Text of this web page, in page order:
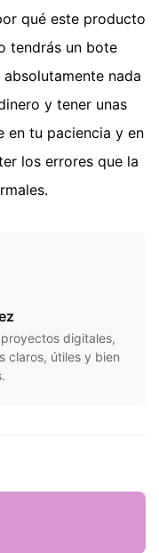
qué este producto
tendrás un bote
nada
y tener unas
en tu paciencia y en
los errores que la
digitales,
claros, útiles y bien